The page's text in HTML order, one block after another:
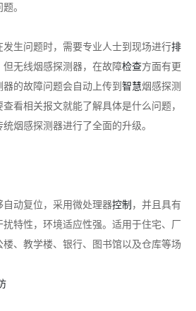
。
生问题时，需要专业人士到现场进行排
但无线烟感探测器，在故障检查方面有更
的故障问题会自动上传到智慧烟感探测
看相关报文就能了解具体是什么问题，
烟感探测器进行了全面的升级。
动复位，采用微处理器控制，并且具有
特性，环境适应性强。适用于住宅、厂
、教学楼、银行、图书馆以及仓库等场